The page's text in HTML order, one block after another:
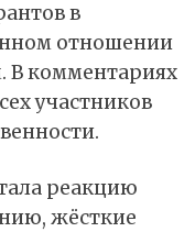
в
отношении
В комментариях
участников
реакцию
жёсткие